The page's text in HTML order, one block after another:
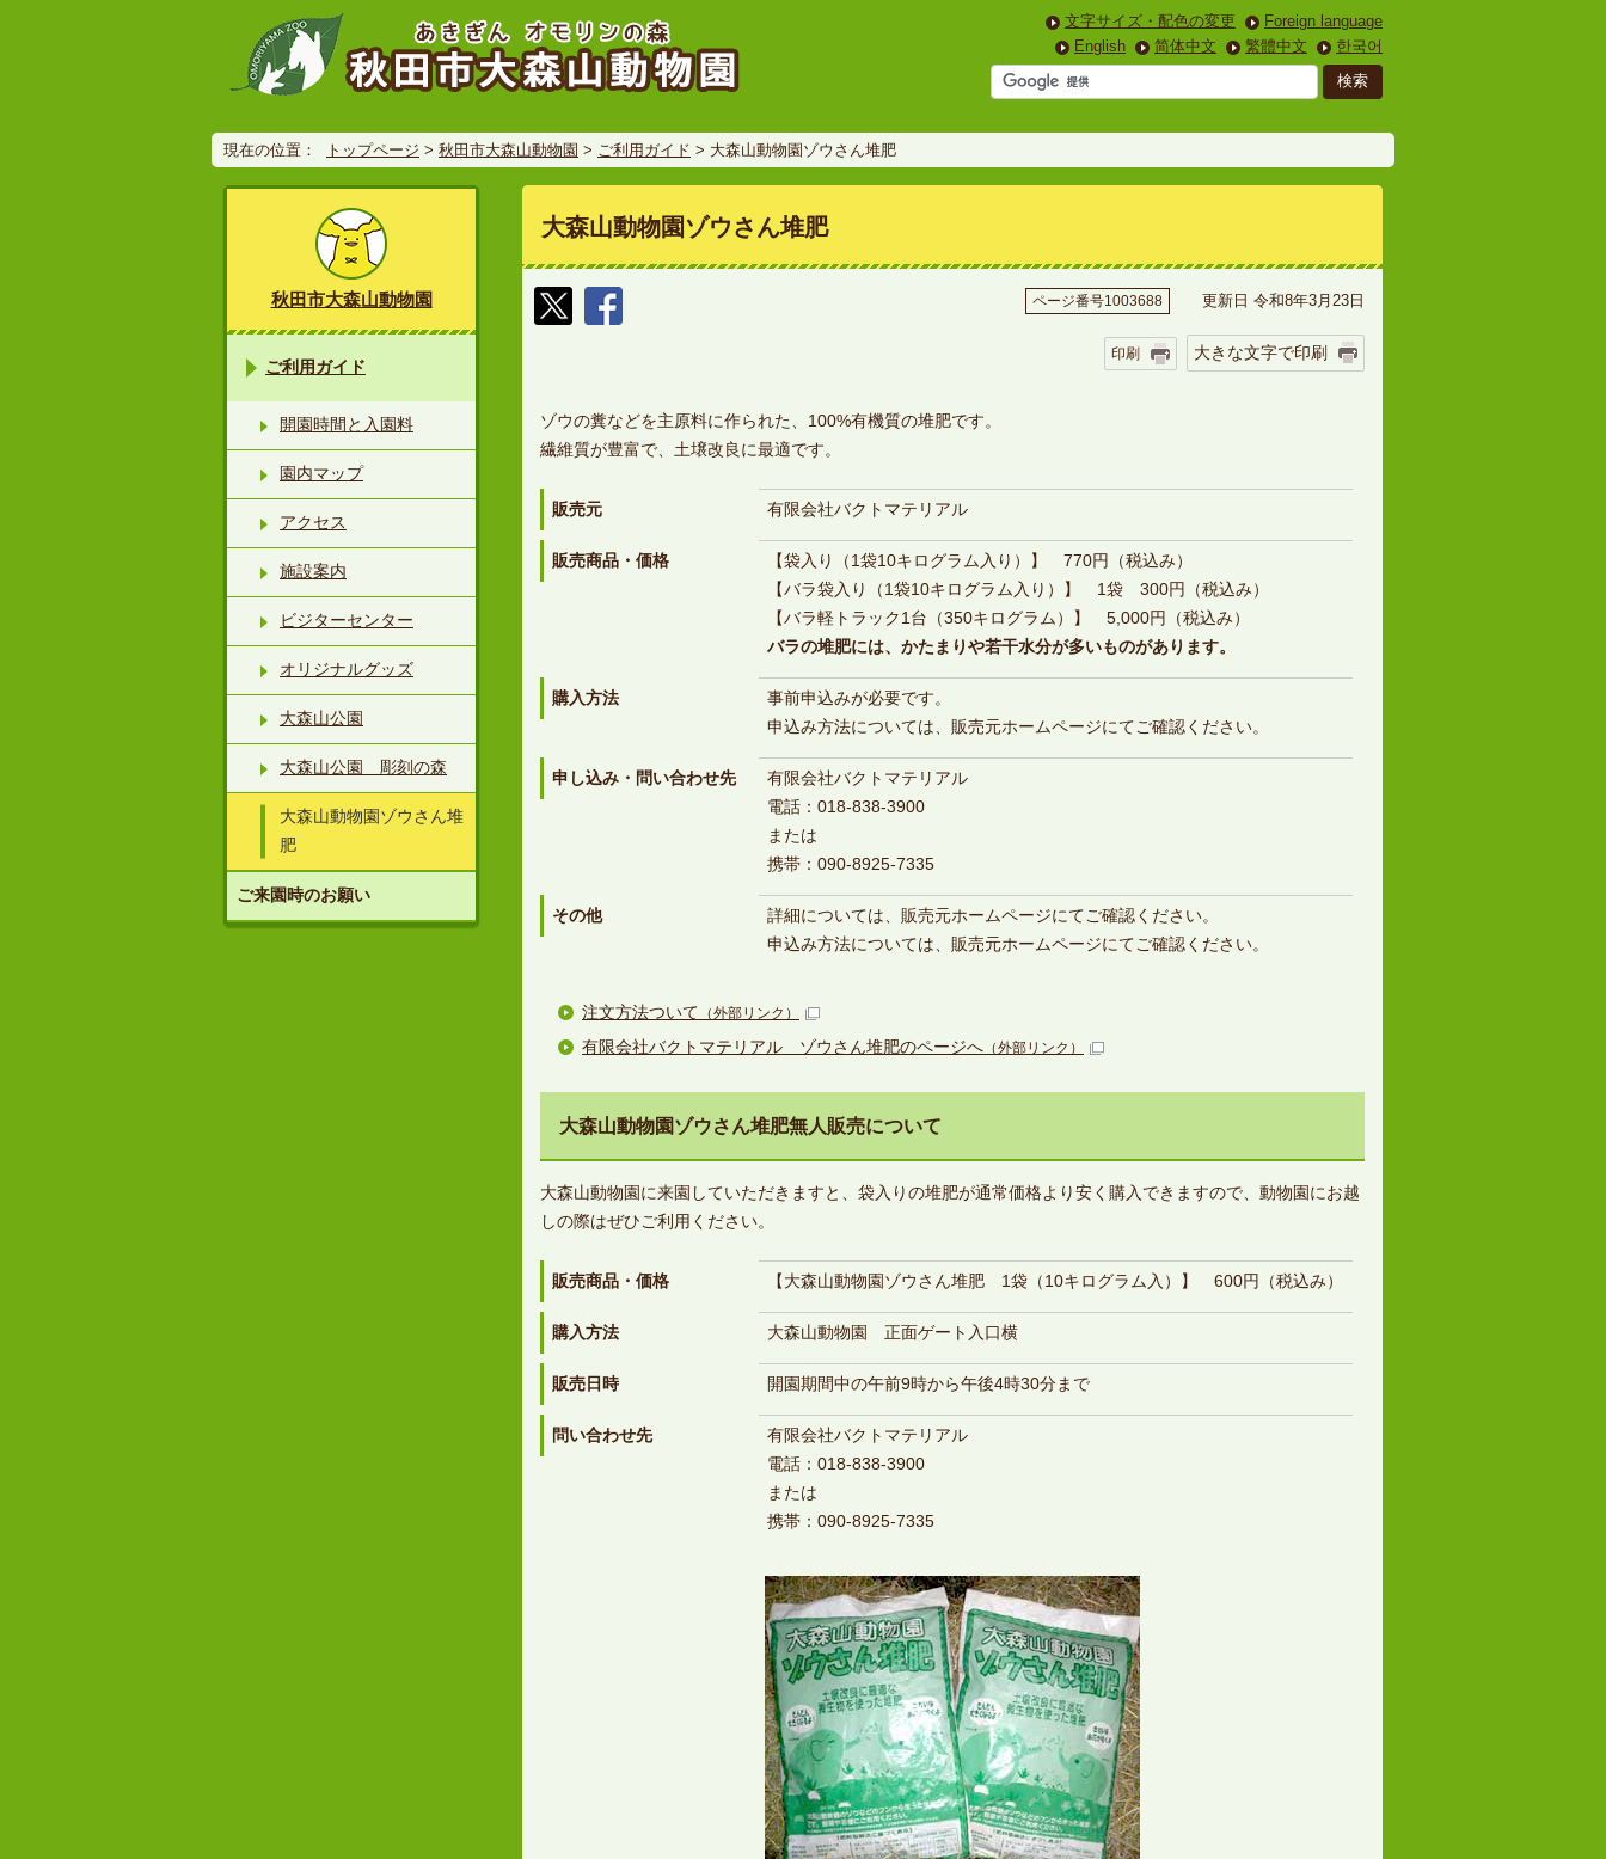
文字サイズ・配色の変更
Foreign language
English
简体中文 繁體中文 한국어
現在の位置： トップページ > 秋田市大森山動物園 > ご利用ガイド > 大森山動物園ゾウさん堆肥
大森山動物園ゾウさん堆肥
ページ番号1003688 更新日 令和8年3月23日
印刷 大きな文字で印刷
ゾウの糞などを主原料に作られた、100%有機質の堆肥です。
繊維質が豊富で、土壌改良に最適です。
販売元 有限会社バクトマテリアル
販売商品・価格
【袋入り（1袋10キログラム入り）】 770円（税込み）
【バラ袋入り（1袋10キログラム入り）】 1袋 300円（税込み）
【バラ軽トラック1台（350キログラム）】 5,000円（税込み）
バラの堆肥には、かたまりや若干水分が多いものがあります。
購入方法
事前申込みが必要です。
申込み方法については、販売元ホームページにてご確認ください。
申し込み・問い合わせ先
有限会社バクトマテリアル
電話：018-838-3900
または
携帯：090-8925-7335
その他
詳細については、販売元ホームページにてご確認ください。
申込み方法については、販売元ホームページにてご確認ください。
注文方法ついて （外部リンク）
有限会社バクトマテリアル ゾウさん堆肥のページへ （外部リンク）
大森山動物園ゾウさん堆肥無人販売について
大森山動物園に来園していただきますと、袋入りの堆肥が通常価格より安く購入できますので、動物園にお越
しの際はぜひご利用ください。
販売商品・価格 【大森山動物園ゾウさん堆肥 1袋（10キログラム入）】 600円（税込み）
購入方法 大森山動物園 正面ゲート入口横
販売日時 開園期間中の午前9時から午後4時30分まで
問い合わせ先
有限会社バクトマテリアル
電話：018-838-3900
または
携帯：090-8925-7335
秋田市大森山動物園
ご利用ガイド
開園時間と入園料
園内マップ
アクセス
施設案内
ビジターセンター
オリジナルグッズ
大森山公園
大森山公園 彫刻の森
大森山動物園ゾウさん堆
肥
ご来園時のお願い